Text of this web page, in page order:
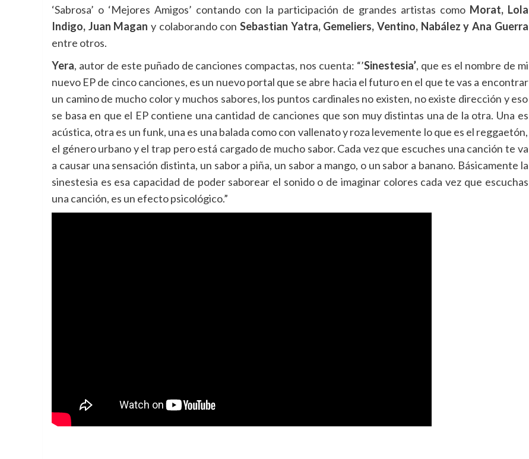
‘Sabrosa’ o ‘Mejores Amigos’ contando con la participación de grandes artistas como Morat, Lola
Indigo, Juan Magan y colaborando con Sebastian Yatra, Gemeliers, Ventino, Nabález y Ana Guerra
entre otros.
Yera, autor de este puñado de canciones compactas, nos cuenta: “’Sinestesia’, que es el nombre de mi
nuevo EP de cinco canciones, es un nuevo portal que se abre hacia el futuro en el que te vas a encontrar
un camino de mucho color y muchos sabores, los puntos cardinales no existen, no existe dirección y eso
se basa en que el EP contiene una cantidad de canciones que son muy distintas una de la otra. Una es
acústica, otra es un funk, una es una balada como con vallenato y roza levemente lo que es el reggaetón,
el género urbano y el trap pero está cargado de mucho sabor. Cada vez que escuches una canción te va
a causar una sensación distinta, un sabor a piña, un sabor a mango, o un sabor a banano. Básicamente la
sinestesia es esa capacidad de poder saborear el sonido o de imaginar colores cada vez que escuchas
una canción, es un efecto psicológico.”